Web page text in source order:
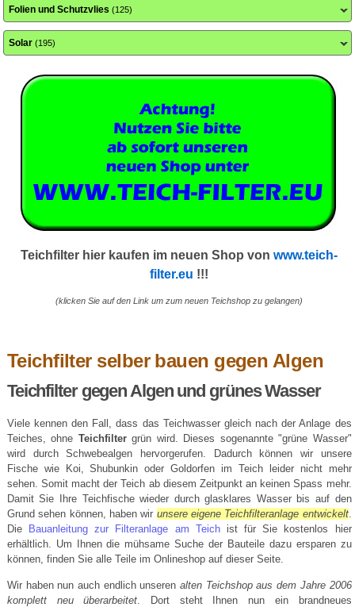
Folien und Schutzvlies (125)
Solar (195)
Teichfilter hier kaufen im neuen Shop vonwww.teich-
filter.eu !!!
(klicken Sie auf den Link um zum neuen Teichshop zu gelangen)
Teichfilter selber bauen gegen Algen
Teichfilter gegen Algen und grünes Wasser
Viele kennen den Fall, dass das Teichwasser gleich nach der Anlage des
Teiches, ohne Teichfiltergrün wird. Dieses sogenannte "grüne Wasser"
wird durch Schwebealgen hervorgerufen. Dadurch können wir unsere
Fische wie Koi, Shubunkin oder Goldorfen im Teich leider nicht mehr
sehen. Somit macht der Teich ab diesem Zeitpunkt an keinen Spass mehr.
Damit Sie Ihre Teichfische wieder durch glasklares Wasser bis auf den
Grund sehen können, haben wir unsere eigene Teichfilteranlage entwickelt.
Die
Bauanleitung zur Filteranlage am Teichist für Sie kostenlos hier
erhältlich. Um Ihnen die mühsame Suche der Bauteile dazu ersparen zu
können, finden Sie alle Teile im Onlineshop auf dieser Seite.
Wir haben nun auch endlich unserenalten Teichshop aus dem Jahre 2006
komplett neu überarbeitet . Dort steht Ihnen nun ein brandneues